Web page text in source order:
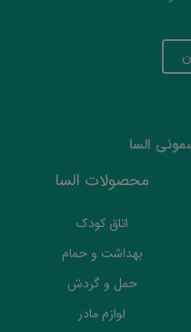
السا
محصولات السا
اتاق کودک
بهداشت و حمام
حمل و گردش
لوازم مادر